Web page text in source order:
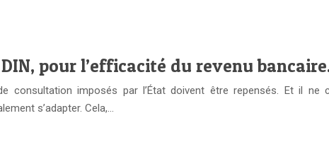
pour l’efficacité du revenu
consultation imposés par l’État doivent être repensés. Et il
s’adapter. Cela,…